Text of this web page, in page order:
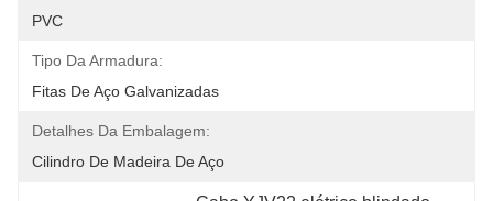
PVC
Tipo Da Armadura:
Fitas De Aço Galvanizadas
Detalhes Da Embalagem:
Cilindro De Madeira De Aço